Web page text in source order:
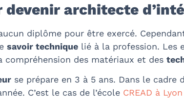
architecte
diplôme pour être exercé.
savoir technique lié à la profession. Les
des matériaux et des
se prépare en 3 à 5 ans. Dans le
C’est le cas de l’école CREAD à Lyon